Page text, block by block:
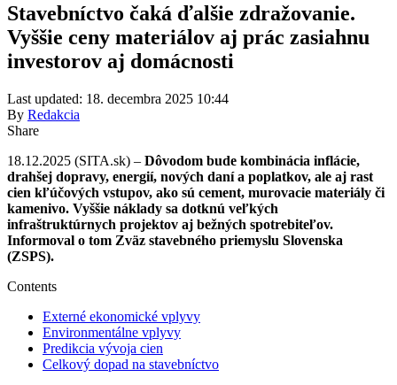
Stavebníctvo čaká ďalšie zdražovanie.
Vyššie ceny materiálov aj prác zasiahnu
investorov aj domácnosti
Last updated: 18. decembra 2025 10:44
By Redakcia
Share
18.12.2025 (SITA.sk) – Dôvodom bude kombinácia inflácie,
drahšej dopravy, energií, nových daní a poplatkov, ale aj rast
cien kľúčových vstupov, ako sú cement, murovacie materiály či
kamenivo. Vyššie náklady sa dotknú veľkých
infraštruktúrnych projektov aj bežných spotrebiteľov.
Informoval o tom Zväz stavebného priemyslu Slovenska
(ZSPS).
Contents
Externé ekonomické vplyvy
Environmentálne vplyvy
Predikcia vývoja cien
Celkový dopad na stavebníctvo